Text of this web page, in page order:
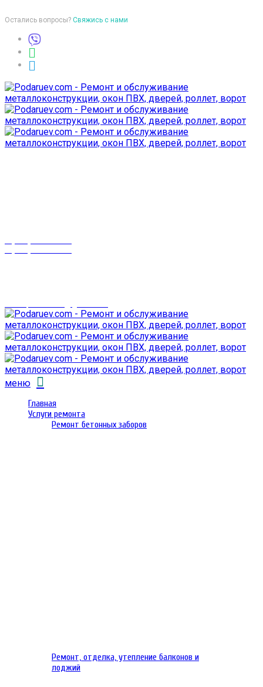
Остались вопросы? Свяжись с нами
меню
Главная
Услуги ремонта
Ремонт бетонных заборов
Ремонт, отделка, утепление балконов и
лоджий